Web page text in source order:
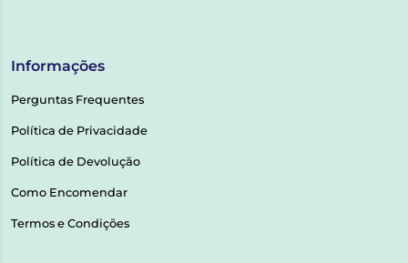
Informações
Perguntas Frequentes
Política de Privacidade
Política de Devolução
Como Encomendar
Termos e Condições